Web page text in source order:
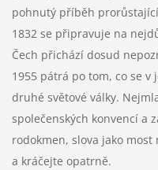
pohnutý příběh
1832 se připravuje na
Čech přichází dosud
1955 pátrá po tom, co se
druhé světové války.
společenských konvencí a
rodokmen, slova jako
a kráčejte opatrně.